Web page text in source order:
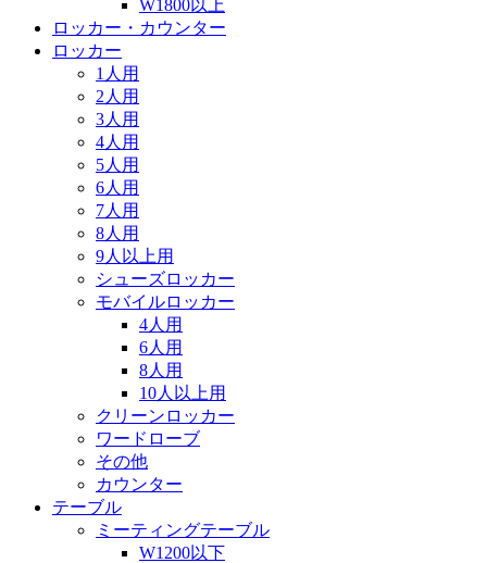
W1800以上
ロッカー・カウンター
ロッカー
1人用
2人用
3人用
4人用
5人用
6人用
7人用
8人用
9人以上用
シューズロッカー
モバイルロッカー
4人用
6人用
8人用
10人以上用
クリーンロッカー
ワードローブ
その他
カウンター
テーブル
ミーティングテーブル
W1200以下